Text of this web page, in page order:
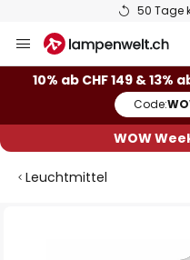
50 Tage
Inhalt
springen
10% ab CHF 149 & 13%
Code:
WOW
Leuchtmittel